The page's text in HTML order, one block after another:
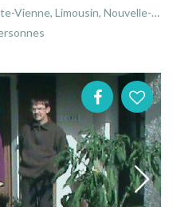
Limousin, Nouvelle-Aquitaine, France